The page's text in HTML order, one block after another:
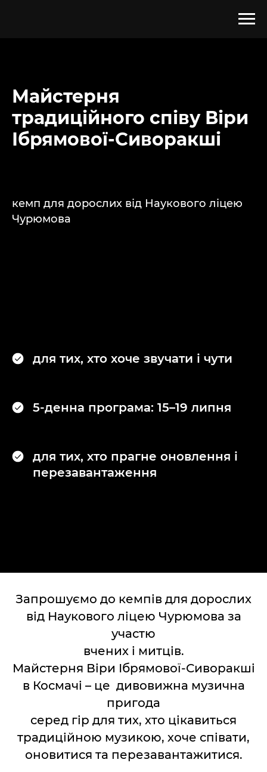
Майстерня
традиційного співу Віри
Ібрямової-Сиворакші
кемп для дорослих від Наукового ліцею
Чурюмова
для тих, хто хоче звучати і чути
5-денна програма: 15–19 липня
для тих, хто прагне оновлення і
перезавантаження
Запрошуємо до кемпів для дорослих
від Наукового ліцею Чурюмова за
участю
вчених і митців.
Майстерня Віри Ібрямової-Сиворакші
в Космачі – це дивовижна музична
пригода
серед гір для тих, хто цікавиться
традиційною музикою, хоче співати,
оновитися та перезавантажитися.